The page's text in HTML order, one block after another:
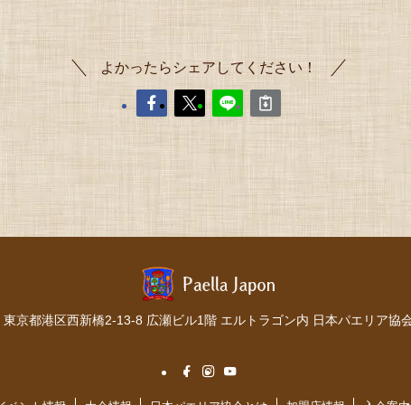
よかったらシェアしてください！
東京都港区西新橋2-13-8 広瀬ビル1階 エルトラゴン内 日本パエリア協